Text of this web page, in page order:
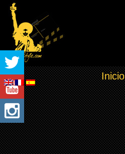
Inicio